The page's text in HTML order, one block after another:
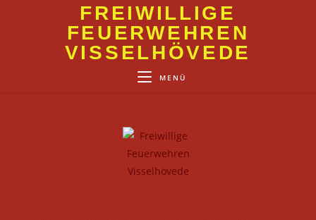
FREIWILLIGE
FEUERWEHREN
VISSELHÖVEDE
MENÜ